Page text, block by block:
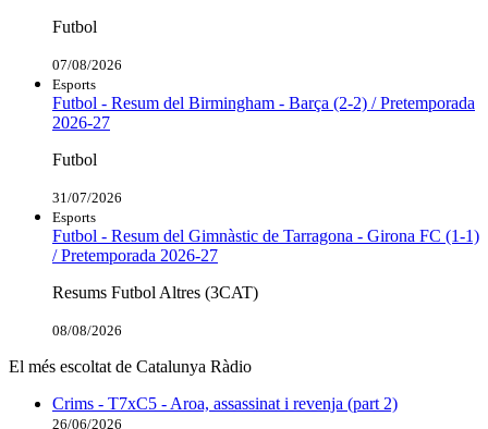
Futbol
07/08/2026
Esports
Futbol - Resum del Birmingham - Barça (2-2) / Pretemporada
2026-27
Futbol
31/07/2026
Esports
Futbol - Resum del Gimnàstic de Tarragona - Girona FC (1-1)
/ Pretemporada 2026-27
Resums Futbol Altres (3CAT)
08/08/2026
El més escoltat de Catalunya Ràdio
Crims - T7xC5 - Aroa, assassinat i revenja (part 2)
26/06/2026